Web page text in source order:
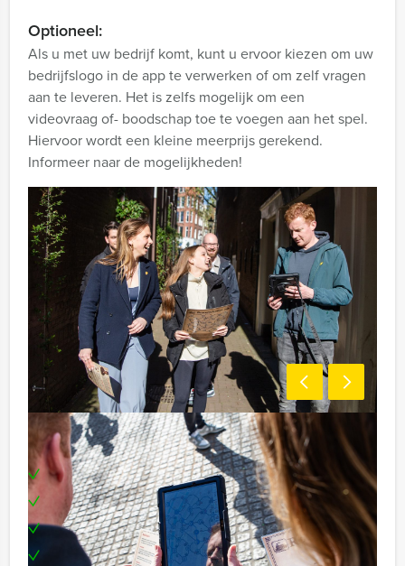
Optioneel:
Als u met uw bedrijf komt, kunt u ervoor kiezen om uw
bedrijfslogo in de app te verwerken of om zelf vragen
aan te leveren. Het is zelfs mogelijk om een
videovraag of- boodschap toe te voegen aan het spel.
Hiervoor wordt een kleine meerprijs gerekend.
Informeer naar de mogelijkheden!
Inclusief:
Enthousiaste begeleiding
1 drankje
GPS Tablet per team
Fiets voor iedere deelnemer